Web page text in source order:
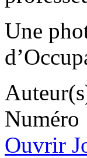
Une
Numéro
Ouvrir